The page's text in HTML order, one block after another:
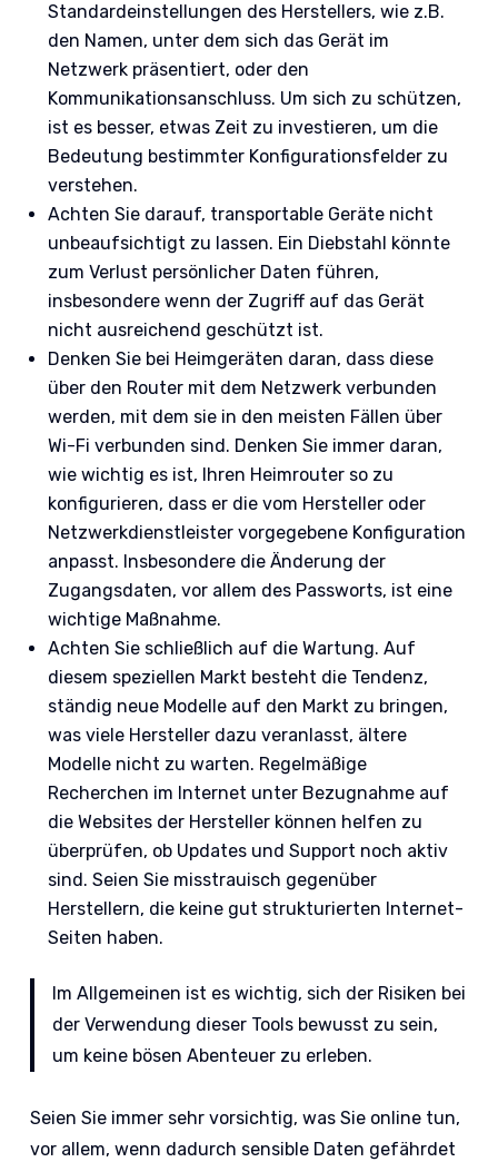
Standardeinstellungen des Herstellers, wie z.B.
den Namen, unter dem sich das Gerät im
Netzwerk präsentiert, oder den
Kommunikationsanschluss. Um sich zu schützen,
ist es besser, etwas Zeit zu investieren, um die
Bedeutung bestimmter Konfigurationsfelder zu
verstehen.
Achten Sie darauf, transportable Geräte nicht
unbeaufsichtigt zu lassen. Ein Diebstahl könnte
zum Verlust persönlicher Daten führen,
insbesondere wenn der Zugriff auf das Gerät
nicht ausreichend geschützt ist.
Denken Sie bei Heimgeräten daran, dass diese
über den Router mit dem Netzwerk verbunden
werden, mit dem sie in den meisten Fällen über
Wi-Fi verbunden sind. Denken Sie immer daran,
wie wichtig es ist, Ihren Heimrouter so zu
konfigurieren, dass er die vom Hersteller oder
Netzwerkdienstleister vorgegebene Konfiguration
anpasst. Insbesondere die Änderung der
Zugangsdaten, vor allem des Passworts, ist eine
wichtige Maßnahme.
Achten Sie schließlich auf die Wartung. Auf
diesem speziellen Markt besteht die Tendenz,
ständig neue Modelle auf den Markt zu bringen,
was viele Hersteller dazu veranlasst, ältere
Modelle nicht zu warten. Regelmäßige
Recherchen im Internet unter Bezugnahme auf
die Websites der Hersteller können helfen zu
überprüfen, ob Updates und Support noch aktiv
sind. Seien Sie misstrauisch gegenüber
Herstellern, die keine gut strukturierten Internet-
Seiten haben.
Im Allgemeinen ist es wichtig, sich der Risiken bei
der Verwendung dieser Tools bewusst zu sein,
um keine bösen Abenteuer zu erleben.
Seien Sie immer sehr vorsichtig, was Sie online tun,
vor allem, wenn dadurch sensible Daten gefährdet